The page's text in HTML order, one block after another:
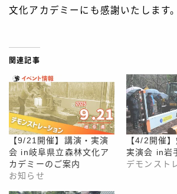
文化アカデミーにも感謝いたします。
関連記事
【9/21開催】講演・実演
会 in岐阜県立森林文化ア
カデミーのご案内
お知らせ
【4/2開催
実演会 in岩
デモンスト